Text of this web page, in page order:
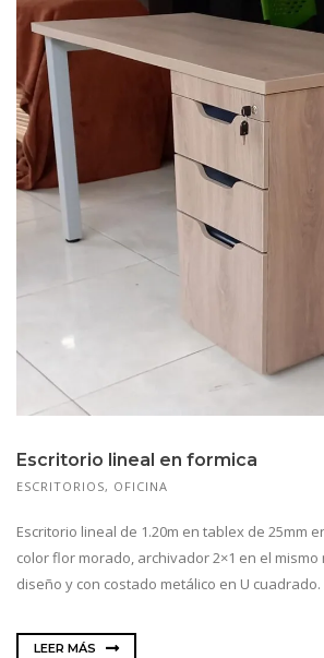
Escritorio lineal en formica
ESCRITORIOS, OFICINA
Escritorio lineal de 1.20m en tablex de 25mm
color flor morado, archivador 2×1 en el
diseño y con costado metálico en U cuadrado.
LEER MÁS